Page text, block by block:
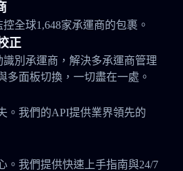
全球1,648家承運商的包裹。
正
識別承運商，解決多承運商管理
多面板切換，一切盡在一處。
。我們的API提供業界領先的
。我們提供快速上手指南與24/7